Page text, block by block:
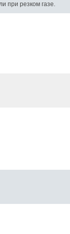
при резком газе.